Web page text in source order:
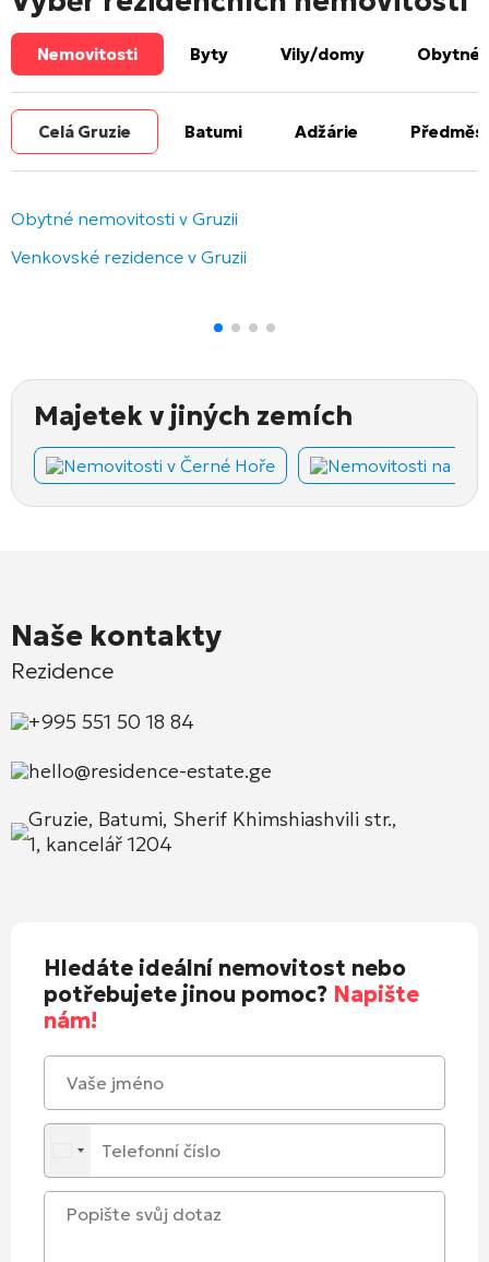
Nemovitosti Byty Vily/domy Obytné
Celá Gruzie Batumi Adžárie
Obytné nemovitosti v Gruzii
Venkovské rezidence v Gruzii
Majetek v jiných zemích
Nemovitosti v Černé Hoře Nemovitosti na
Naše kontakty
Rezidence
+995 551 50 18 84
hello@residence-estate.ge
Gruzie, Batumi, Sherif Khimshiashvili str.,
1, kancelář 1204
Hledáte ideální nemovitost nebo
potřebujete jinou pomoc? Napište
nám!